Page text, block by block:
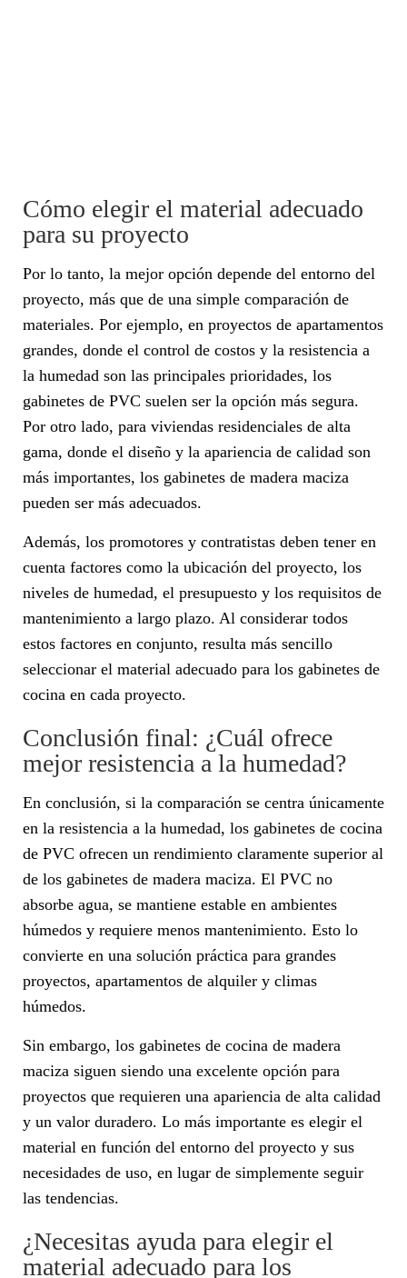
Cómo elegir el material adecuado
para su proyecto
Por lo tanto, la mejor opción depende del entorno del
proyecto, más que de una simple comparación de
materiales. Por ejemplo, en proyectos de apartamentos
grandes, donde el control de costos y la resistencia a
la humedad son las principales prioridades, los
gabinetes de PVC suelen ser la opción más segura.
Por otro lado, para viviendas residenciales de alta
gama, donde el diseño y la apariencia de calidad son
más importantes, los gabinetes de madera maciza
pueden ser más adecuados.
Además, los promotores y contratistas deben tener en
cuenta factores como la ubicación del proyecto, los
niveles de humedad, el presupuesto y los requisitos de
mantenimiento a largo plazo. Al considerar todos
estos factores en conjunto, resulta más sencillo
seleccionar el material adecuado para los gabinetes de
cocina en cada proyecto.
Conclusión final: ¿Cuál ofrece
mejor resistencia a la humedad?
En conclusión, si la comparación se centra únicamente
en la resistencia a la humedad, los gabinetes de cocina
de PVC ofrecen un rendimiento claramente superior al
de los gabinetes de madera maciza. El PVC no
absorbe agua, se mantiene estable en ambientes
húmedos y requiere menos mantenimiento. Esto lo
convierte en una solución práctica para grandes
proyectos, apartamentos de alquiler y climas
húmedos.
Sin embargo, los gabinetes de cocina de madera
maciza siguen siendo una excelente opción para
proyectos que requieren una apariencia de alta calidad
y un valor duradero. Lo más importante es elegir el
material en función del entorno del proyecto y sus
necesidades de uso, en lugar de simplemente seguir
las tendencias.
¿Necesitas ayuda para elegir el
material adecuado para los